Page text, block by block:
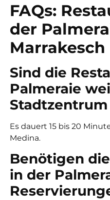
FAQs:
der
Marrakesch
Sind die
Palmeraie
Es dauert 15 bis 20
Medina.
Benötigen
in der